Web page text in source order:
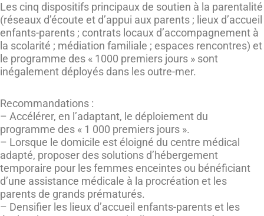
Les cinq dispositifs principaux de soutien à la parentalité
(réseaux d’écoute et d’appui aux parents ; lieux d’accueil
enfants-parents ; contrats locaux d’accompagnement à
la scolarité ; médiation familiale ; espaces rencontres) et
le programme des « 1000 premiers jours » sont
inégalement déployés dans les outre-mer.
Recommandations :
– Accélérer, en l’adaptant, le déploiement du
programme des « 1 000 premiers jours ».
– Lorsque le domicile est éloigné du centre médical
adapté, proposer des solutions d’hébergement
temporaire pour les femmes enceintes ou bénéficiant
d’une assistance médicale à la procréation et les
parents de grands prématurés.
– Densifier les lieux d’accueil enfants-parents et les